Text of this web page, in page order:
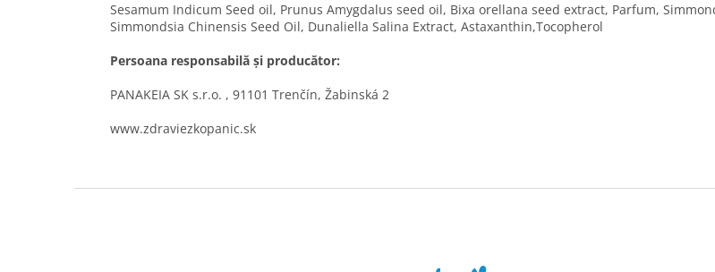
Sesamum Indicum Seed oil, Prunus Amygdalus seed oil, Bixa orellana seed extract, Parfum,
Simmondsia Chinensis Seed Oil, Dunaliella Salina Extract, Astaxanthin,Tocopherol
Persoana responsabilă și producător:
PANAKEIA SK s.r.o. , 91101 Trenčín, Žabinská 2
www.zdraviezkopanic.sk